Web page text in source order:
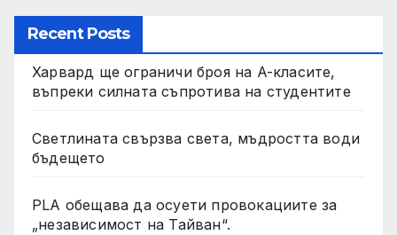
Recent Posts
Харвард ще ограничи броя на A-класите,
въпреки силната съпротива на студентите
Светлината свързва света, мъдростта води
бъдещето
PLA обещава да осуети провокациите за
„независимост на Тайван“.